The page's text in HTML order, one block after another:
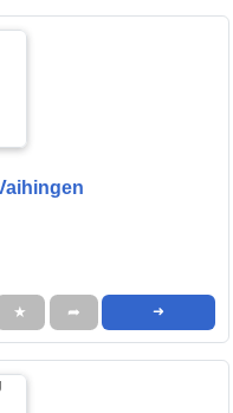
★ ➦ ➜